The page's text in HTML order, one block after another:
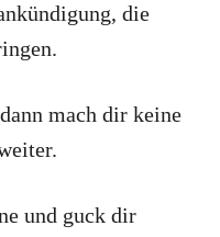
die
mach dir keine
und guck dir